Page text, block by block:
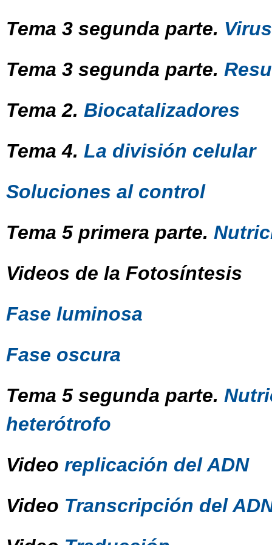
Tema 3 segunda parte.
Tema 3 segunda parte.
Tema 2. Biocatalizadores
Tema 4. La división celular
Soluciones al control
Tema 5 primera parte.
Videos de la Fotosíntesis
Fase luminosa
Fase oscura
Tema 5 segunda parte.
heterótrofo
Video replicación del ADN
Video Transcripción del